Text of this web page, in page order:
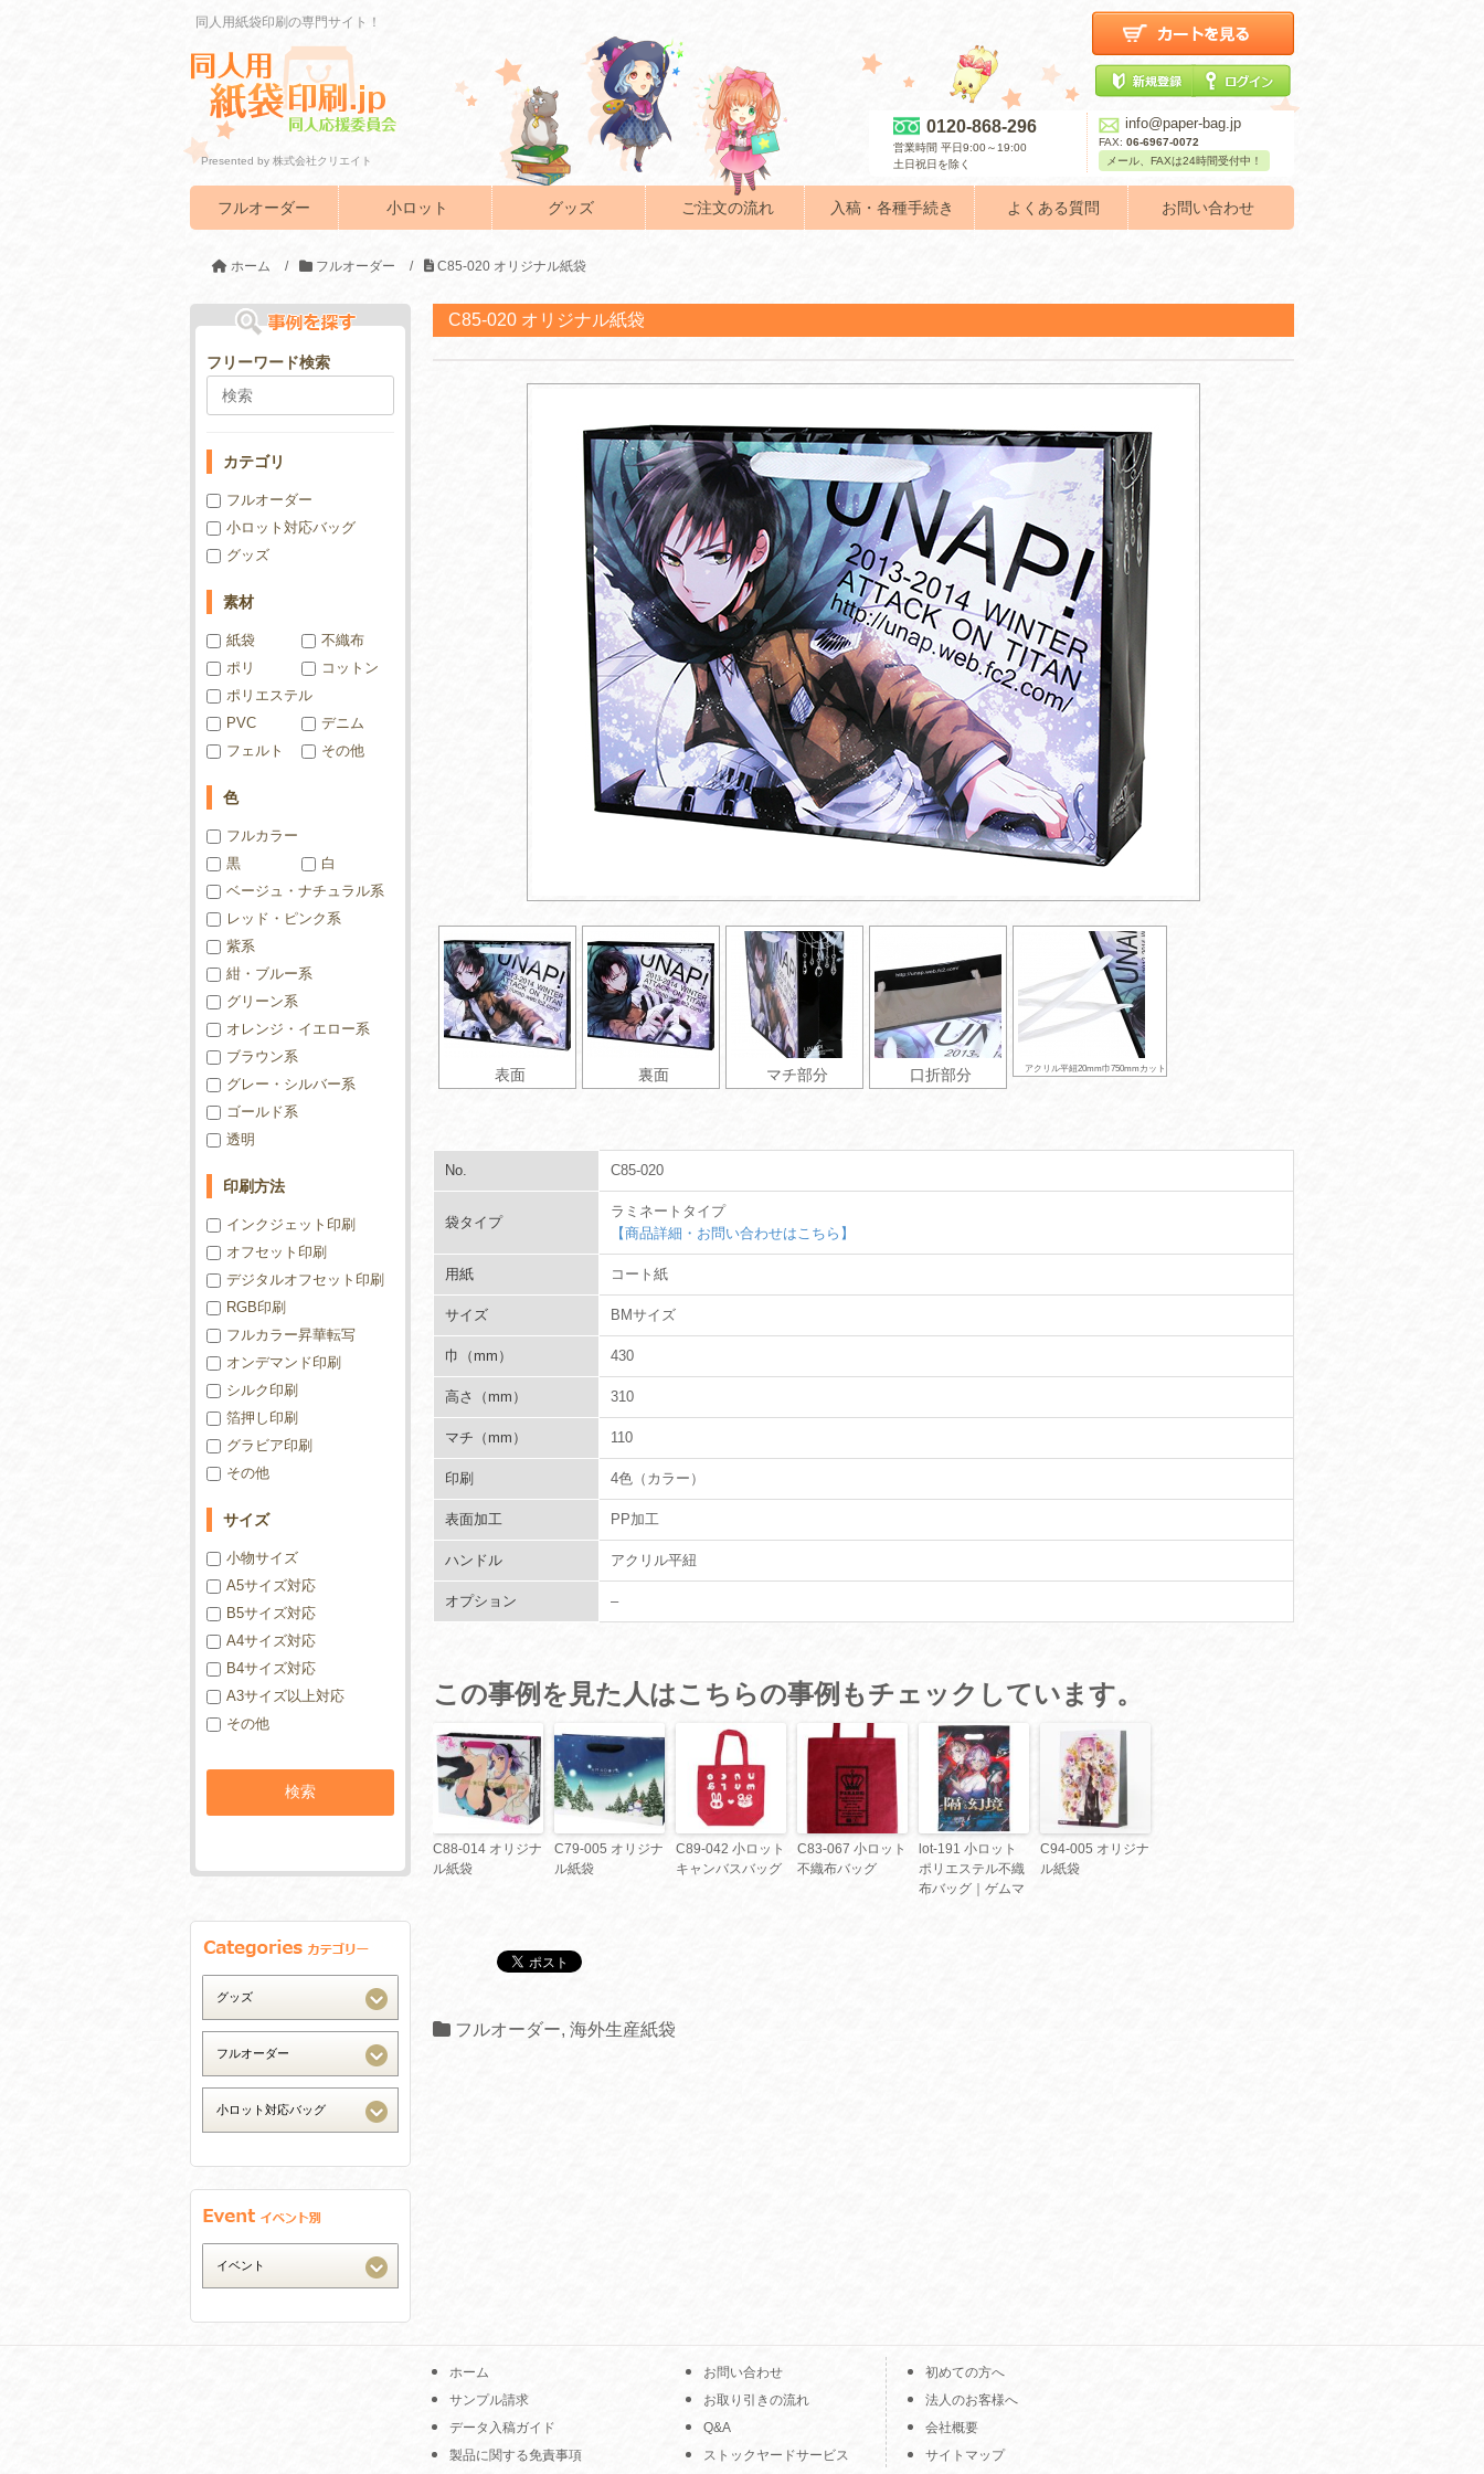
同人用紙袋印刷の専門サイト！
Presented by 株式会社クリエイト
0120-868-296
営業時間 平日9:00～19:00
土日祝日を除く
info@paper-bag.jp
FAX: 06-6967-0072
メール、FAXは24時間受付中！
フルオーダー 小ロット グッズ ご注文の流れ 入稿・各種手続き よくある質問 お問い合わせ
ホーム / フルオーダー / C85-020 オリジナル紙袋
C85-020 オリジナル紙袋
表面 裏面 マチ部分 口折部分 アクリル平紐20mm巾750mmカット
No. C85-020
袋タイプ
ラミネートタイプ
【商品詳細・お問い合わせはこちら】
用紙 コート紙
サイズ BMサイズ
巾（mm） 430
高さ（mm） 310
マチ（mm） 110
印刷 4色（カラー）
表面加工 PP加工
ハンドル アクリル平紐
オプション –
この事例を見た人はこちらの事例もチェックしています。
C88-014 オリジナ
ル紙袋
C79-005 オリジナ
ル紙袋
C89-042 小ロット
キャンバスバッグ
C83-067 小ロット
不織布バッグ
lot-191 小ロット
ポリエステル不織
布バッグ｜ゲムマ
C94-005 オリジナ
ル紙袋
フルオーダー, 海外生産紙袋
フリーワード検索
カテゴリ
フルオーダー
小ロット対応バッグ
グッズ
素材
紙袋
不織布
ポリ
コットン
ポリエステル
PVC
デニム
フェルト
その他
色
フルカラー
黒
白
ベージュ・ナチュラル系
レッド・ピンク系
紫系
紺・ブルー系
グリーン系
オレンジ・イエロー系
ブラウン系
グレー・シルバー系
ゴールド系
透明
印刷方法
インクジェット印刷
オフセット印刷
デジタルオフセット印刷
RGB印刷
フルカラー昇華転写
オンデマンド印刷
シルク印刷
箔押し印刷
グラビア印刷
その他
サイズ
小物サイズ
A5サイズ対応
B5サイズ対応
A4サイズ対応
B4サイズ対応
A3サイズ以上対応
その他
ホーム
サンプル請求
データ入稿ガイド
製品に関する免責事項
お問い合わせ
お取り引きの流れ
Q&A
ストックヤードサービス
初めての方へ
法人のお客様へ
会社概要
サイトマップ